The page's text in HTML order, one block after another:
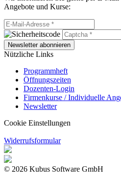
Angebote und Kurse:
Newsletter abonnieren
Nützliche Links
Programmheft
Öffnungszeiten
Dozenten-Login
Firmenkurse / Individuelle
Newsletter
Cookie Einstellungen
Widerrufsformular
© 2026 Kubus Software GmbH